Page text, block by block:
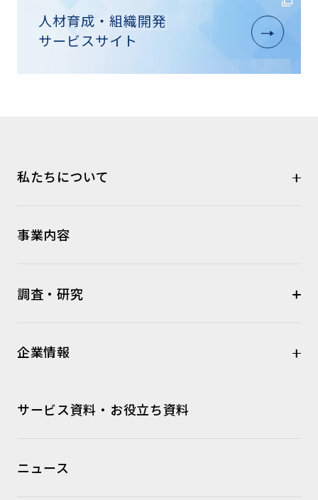
人材育成・組織開発
サービスサイト
私たちについて
事業内容
調査・研究
企業情報
サービス資料・お役立ち資料
ニュース